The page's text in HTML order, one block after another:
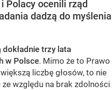
Polacy ocenili rząd
dadzą do myślenia
trzy lata
w Polsce. Mimo że to Prawo
liczbę głosów, to nie
względu na brak zdolności